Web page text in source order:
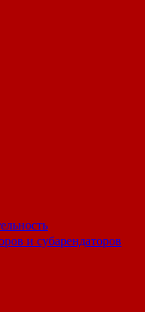
и субарендаторов